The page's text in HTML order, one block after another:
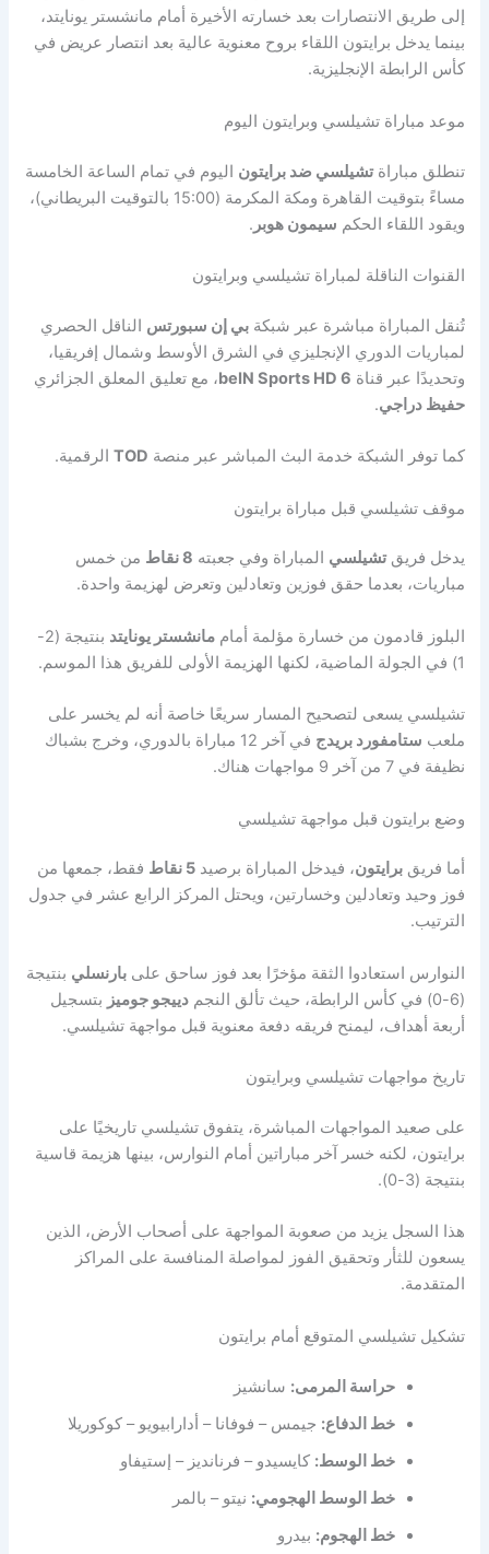
إلى طريق الانتصارات بعد خسارته الأخيرة أمام مانشستر يونايتد،
بينما يدخل برايتون اللقاء بروح معنوية عالية بعد انتصار عريض في
كأس الرابطة الإنجليزية.
موعد مباراة تشيلسي وبرايتون اليوم
تنطلق مباراةتشيلسي ضد برايتون اليوم في تمام الساعة الخامسة
مساءً بتوقيت القاهرة ومكة المكرمة (15:00 بالتوقيت البريطاني)،
ويقود اللقاء الحكم سيمون هوبر .
القنوات الناقلة لمباراة تشيلسي وبرايتون
تُنقل المباراة مباشرة عبر شبكةبي إن سبورتس الناقل الحصري
لمباريات الدوري الإنجليزي في الشرق الأوسط وشمال إفريقيا،
وتحديدًا عبر قناة beIN Sports HD 6، مع تعليق المعلق الجزائري
حفيظ دراجي.
كما توفر الشبكة خدمة البث المباشر عبر منصة TOD الرقمية.
موقف تشيلسي قبل مباراة برايتون
يدخل فريقتشيلسي المباراة وفي جعبته 8 نقاط
من خمس
مباريات، بعدما حقق فوزين وتعادلين وتعرض لهزيمة واحدة.
البلوز قادمون من خسارة مؤلمة أماممانشستر يونايتد
بنتيجة (2-
1) في الجولة الماضية، لكنها الهزيمة الأولى للفريق هذا الموسم.
تشيلسي يسعى لتصحيح المسار سريعًا خاصة أنه لم يخسر على
ملعب ستامفورد بريدج
في آخر 12 مباراة بالدوري، وخرج بشباك
نظيفة في 7 من آخر 9 مواجهات هناك.
وضع برايتون قبل مواجهة تشيلسي
أما فريقبرايتون، فيدخل المباراة برصيد5 نقاط
فقط، جمعها من
فوز وحيد وتعادلين وخسارتين، ويحتل المركز الرابع عشر في جدول
الترتيب.
النوارس استعادوا الثقة مؤخرًا بعد فوز ساحق علىبارنسلي بنتيجة
(6-0) في كأس الرابطة، حيث تألق النجم
دييجو جوميز بتسجيل
أربعة أهداف، ليمنح فريقه دفعة معنوية قبل مواجهة تشيلسي.
تاريخ مواجهات تشيلسي وبرايتون
على صعيد المواجهات المباشرة، يتفوق تشيلسي تاريخيًا على
برايتون، لكنه خسر آخر مباراتين أمام النوارس، بينها هزيمة قاسية
بنتيجة (3-0).
هذا السجل يزيد من صعوبة المواجهة على أصحاب الأرض، الذين
يسعون للثأر وتحقيق الفوز لمواصلة المنافسة على المراكز
المتقدمة.
تشكيل تشيلسي المتوقع أمام برايتون
حراسة المرمى: سانشيز
خط الدفاع: جيمس – فوفانا – أدارابيويو – كوكوريلا
خط الوسط: كايسيدو – فرنانديز – إستيفاو
خط الوسط الهجومي: نيتو – بالمر
خط الهجوم: بيدرو